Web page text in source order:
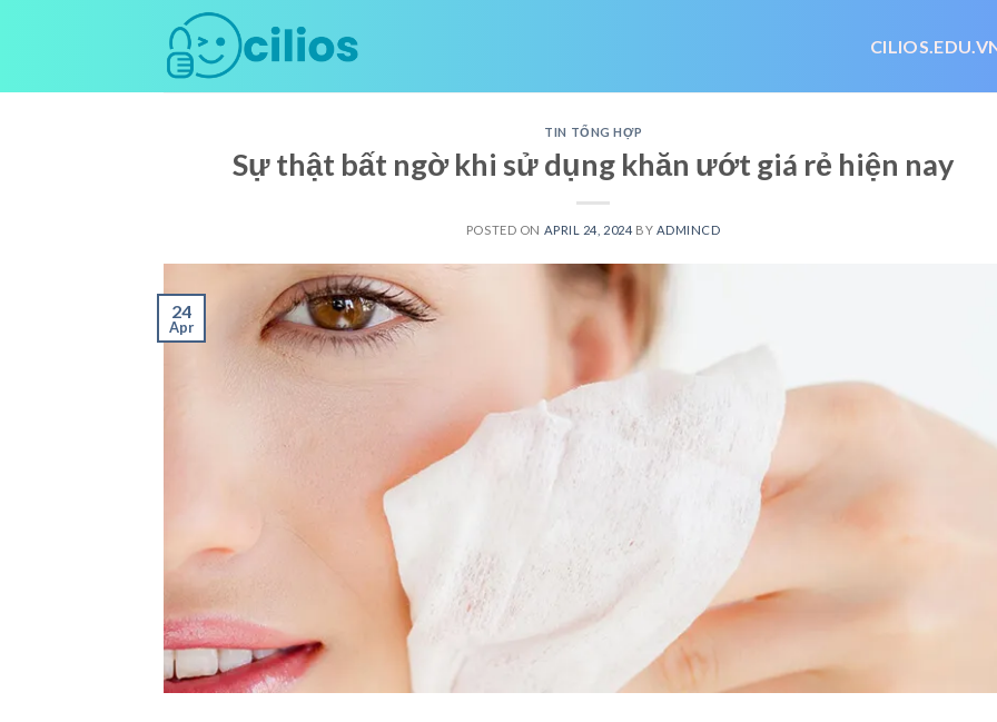
TIN TỔNG HỢP
Sự thật bất ngờ khi sử dụng khăn ướt giá rẻ hiện nay
POSTED ON APRIL 24, 2024 BY ADMINCD
24
Apr